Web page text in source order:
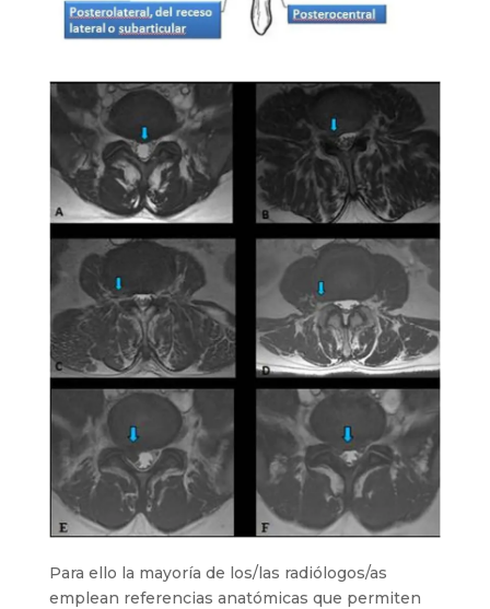
Para ello la mayoría de los/las radiólogos/as
emplean referencias anatómicas que permiten